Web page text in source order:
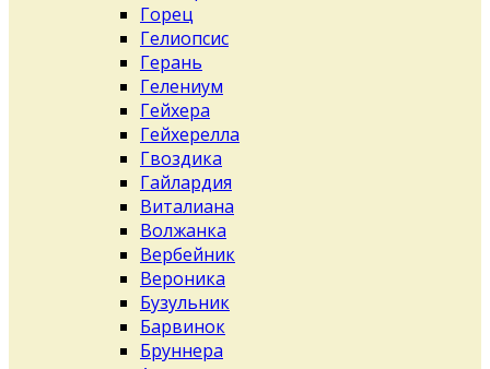
Горец
Гелиопсис
Герань
Гелениум
Гейхера
Гейхерелла
Гвоздика
Гайлардия
Виталиана
Волжанка
Вербейник
Вероника
Бузульник
Барвинок
Бруннера